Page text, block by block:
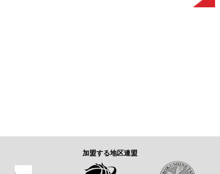
加盟する地区連盟